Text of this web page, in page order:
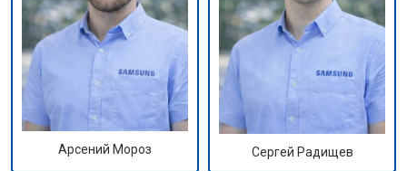
Арсений Мороз Сергей Радищев